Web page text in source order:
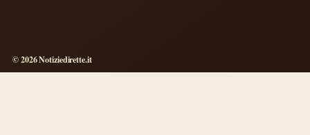
© 2026 Notiziedirette.it